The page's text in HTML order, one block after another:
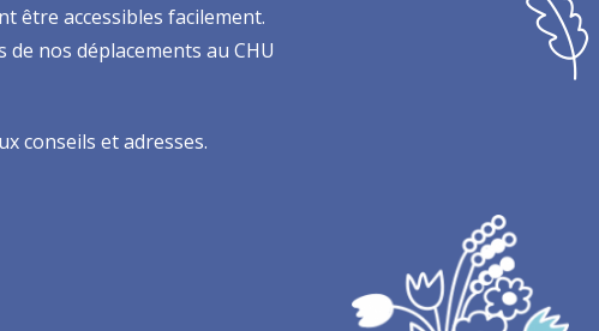
être accessibles facilement.
nos déplacements au CHU
conseils et adresses.